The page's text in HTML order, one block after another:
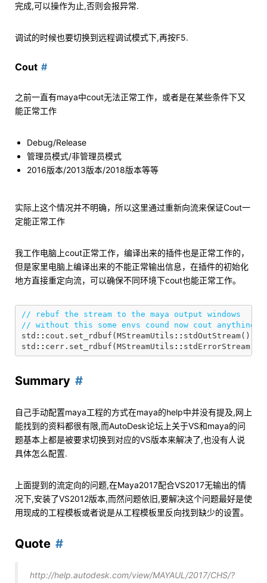
完成,可以操作为止,否则会报异常.
调试的时候也要切换到远程调试模式下,再按F5.
Cout
之前一直有maya中cout无法正常工作，或者是在某些条件下又
能正常工作
Debug/Release
管理员模式/非管理员模式
2016版本/2013版本/2018版本等等
实际上这个情况并不明确，所以这里通过重新向流来保证Cout一
定能正常工作
我工作电脑上cout正常工作，编译出来的插件也是正常工作的，
但是家里电脑上编译出来的不能正常输出信息，在插件的初始化
地方直接重定向流，可以确保不同环境下cout也能正常工作。
// rebuf the stream to the maya output windows
// without this some envs cound now cout anything
std :: cout . set_rdbuf ( MStreamUtils :: stdOutStream().
std :: cerr . set_rdbuf ( MStreamUtils :: stdErrorStream
Summary
自己手动配置maya工程的方式在maya的help中并没有提及,网上
能找到的资料都很有限,而AutoDesk论坛上关于VS和maya的问
题基本上都是被要求切换到对应的VS版本来解决了,也没有人说
具体怎么配置.
上面提到的流定向的问题,在Maya2017配合VS2017无输出的情
况下,安装了VS2012版本,而然问题依旧,要解决这个问题最好是使
用现成的工程模板或者说是从工程模板里反向找到缺少的设置。
Quote
http://help.autodesk.com/view/MAYAUL/2017/CHS/?